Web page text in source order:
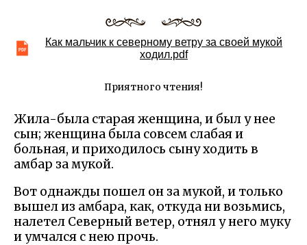
Как мальчик к северному ветру за своей мукой
ходил.pdf
Приятного чтения!
Жила-была старая женщина, и был у нee
сын; женщина была совсем слабая и
больная, и приходилось сыну ходить в
амбар за мукой.
Вот однажды пошел он за мукой, и только
вышел из амбара, как, откуда ни возьмись,
налетел Северный ветер, отнял у него муку
и умчался с нею прочь.